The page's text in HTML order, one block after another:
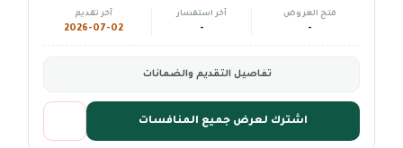
فتح العروض
-
آخر استفسار
-
آخر تقديم
2026-07-02
تفاصيل التقديم والضمانات
اشترك لعرض جميع المنافسات